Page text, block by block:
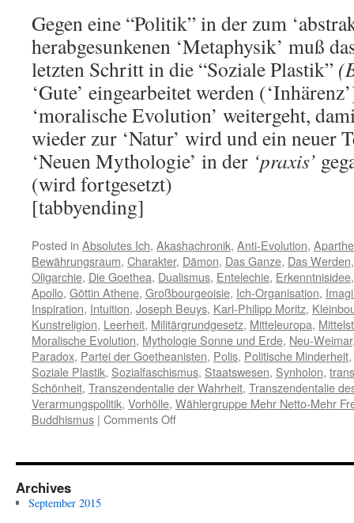
Gegen eine “Politik” in der zum
herabgesunkenen ‘Metaphysik’ muß
letzten Schritt in die “Soziale Plastik”
‘Gute’ eingearbeitet werden
‘moralische Evolution’ weitergeht,
wieder zur ‘Natur’ wird und ein neuer
‘Neuen Mythologie’ in der ‘praxis’
(wird fortgesetzt)
[tabbyending]
Posted in Absolutes Ich, Akashachronik, Anti-Evolution,
Bewährungsraum, Charakter, Dämon, Das Ganze, Das Werden
Oligarchie, Die Goethea, Dualismus, Entelechie, Erkenntnisidee
Apollo, Göttin Athene, Großbourgeoisie, Ich-Organisation,
Inspiration, Intuition, Joseph Beuys, Karl-Philipp Moritz,
Kunstreligion, Leerheit, Militärgrundgesetz, Mitteleuropa,
Moralische Evolution, Mythologie Sonne und Erde, Neu-Weimar
Paradox, Partei der Goetheanisten, Polis, Politische Minderheit,
Soziale Plastik, Sozialfaschismus, Staatswesen, Synholon,
Schönheit, Transzendentalie der Wahrheit, Transzendentalie
Verarmungspolitik, Vorhölle, Wählergruppe Mehr Netto-Mehr
Buddhismus | Comments Offon
selbst,
Archives
September 2015